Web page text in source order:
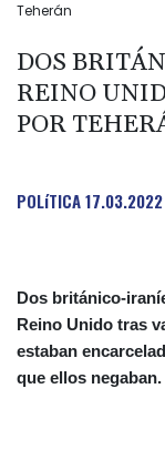
Teherán
DOS
REINO
POR
POLíTICA17.03.2022
Dos británico-
Reino Unido tras
estaban
que ellos negaban.